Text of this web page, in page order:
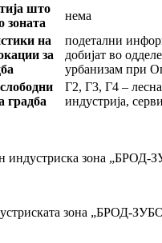
што
зоната
нема
на
за
подетални
добијат во
урбанизам при
градба
Г2, Г3, Г4 –
индустрија,
индустриска зона
зона „БРОД-